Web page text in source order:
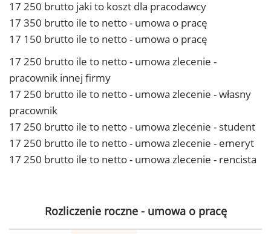
17 250 brutto jaki to koszt dla pracodawcy
17 350 brutto ile to netto - umowa o pracę
17 150 brutto ile to netto - umowa o pracę
17 250 brutto ile to netto - umowa zlecenie -
pracownik innej firmy
17 250 brutto ile to netto - umowa zlecenie - własny
pracownik
17 250 brutto ile to netto - umowa zlecenie - student
17 250 brutto ile to netto - umowa zlecenie - emeryt
17 250 brutto ile to netto - umowa zlecenie - rencista
Rozliczenie roczne - umowa o pracę